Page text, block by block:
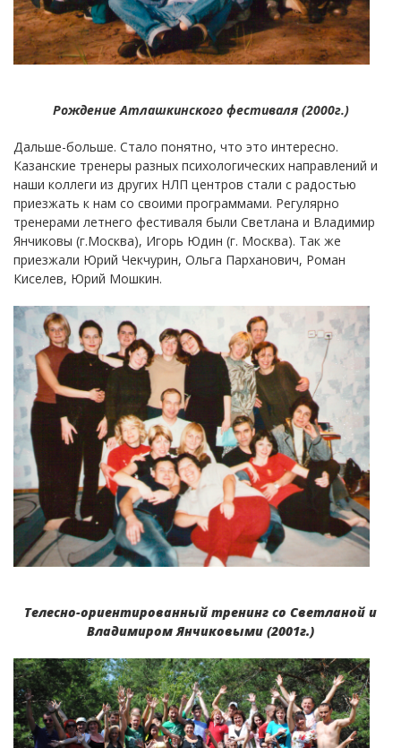
Рождение Атлашкинского фестиваля (2000г.)
Дальше-больше. Стало понятно, что это интересно.
Казанские тренеры разных психологических направлений и
наши коллеги из других НЛП центров стали с радостью
приезжать к нам со своими программами. Регулярно
тренерами летнего фестиваля были Светлана и Владимир
Янчиковы (г.Москва), Игорь Юдин (г. Москва). Так же
приезжали Юрий Чекчурин, Ольга Парханович, Роман
Киселев, Юрий Мошкин.
Телесно-ориентированный тренинг со Светланой и
Владимиром Янчиковыми (2001г.)